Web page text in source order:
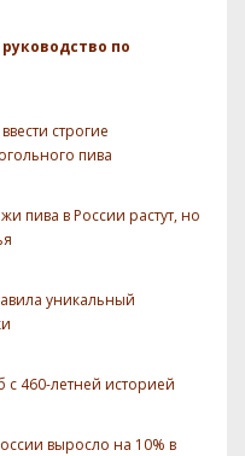
по
строгие
пива
пива в России растут, но
уникальный
с 460-летней историей
выросло на 10% в